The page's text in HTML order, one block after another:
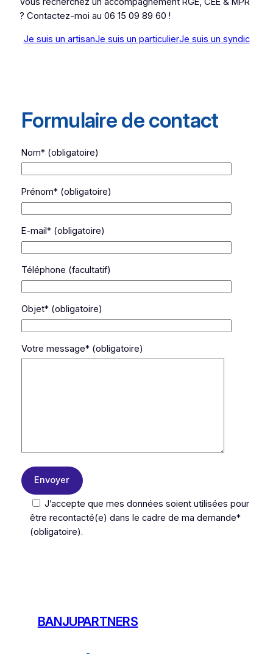
? Contactez-moi au 06 15 09 89 60 !
Je suis un artisanJe suis un particulierJe suis un syndic
Formulaire de contact
Nom* (obligatoire)
Prénom* (obligatoire)
E-mail* (obligatoire)
Téléphone (facultatif)
Objet* (obligatoire)
Votre message* (obligatoire)
J’accepte que mes données soient utilisées pour
être recontacté(e) dans le cadre de ma demande*
(obligatoire).
BANJUPARTNERS